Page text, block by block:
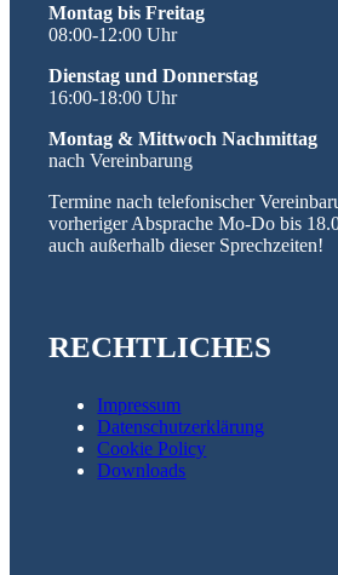
Montag bis Freitag
08:00-12:00 Uhr
Dienstag und Donnerstag
16:00-18:00 Uhr
Montag & Mittwoch Nachmittag
nach Vereinbarung
Termine nach telefonischer
vorheriger Absprache Mo-Do bis
auch außerhalb dieser Sprechzeiten!
RECHTLICHES
Impressum
Datenschutzerklärung
Cookie Policy
Downloads